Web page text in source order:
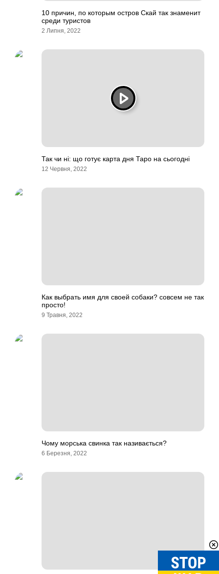
10 причин, по которым остров Скай так знаменит
среди туристов
2 Липня, 2022
Так чи ні: що готує карта дня Таро на сьогодні
12 Червня, 2022
Как выбрать имя для своей собаки? совсем не так
просто!
9 Травня, 2022
Чому морська свинка так називається?
6 Березня, 2022